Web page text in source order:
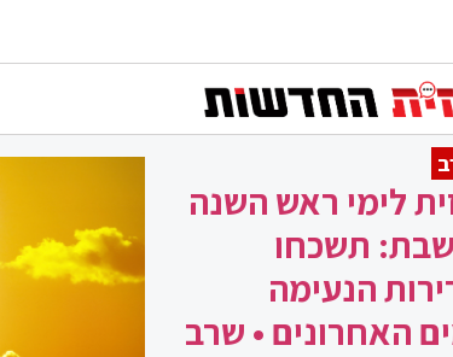
לימי ראש השנה
תשכחו
הנעימה
האחרונים • שרב